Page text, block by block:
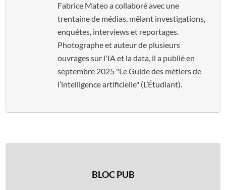
Fabrice Mateo a collaboré avec une
trentaine de médias, mêlant investigations,
enquêtes, interviews et reportages.
Photographe et auteur de plusieurs
ouvrages sur l'IA et la data, il a publié en
septembre 2025 "Le Guide des métiers de
l’intelligence artificielle" (L’Étudiant).
BLOC PUB